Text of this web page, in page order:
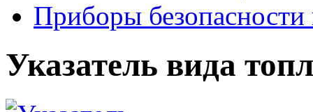
Приборы безопасности
Указатель вида